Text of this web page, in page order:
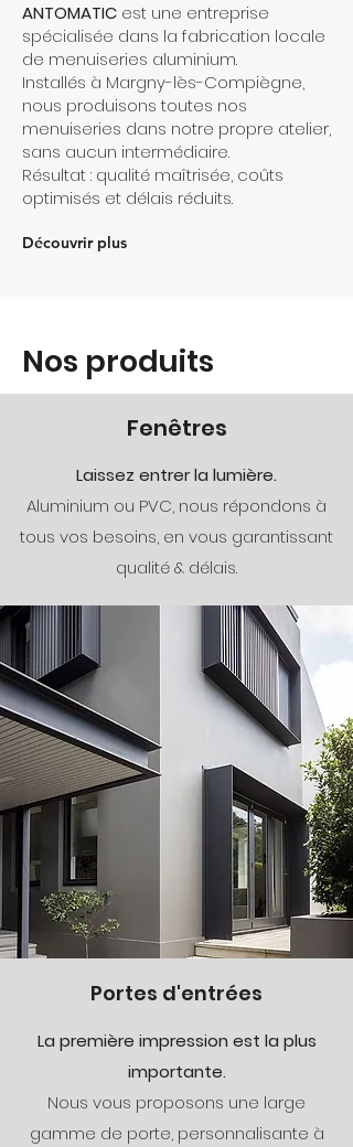
ANTOMATIC est une entreprise
spécialisée dans la fabrication locale
de menuiseries aluminium.
Installés à Margny-lès-Compiègne,
nous produisons toutes nos
menuiseries dans notre propre atelier,
sans aucun intermédiaire.
Résultat : qualité maîtrisée, coûts
optimisés et délais réduits.
Découvrir plus
Nos produits
Fenêtres
Laissez entrer la lumière.
Aluminium ou PVC, nous répondons à
tous vos besoins, en vous garantissant
qualité & délais.
Portes d'entrées
La première impression est la plus
importante.
Nous vous proposons une large
gamme de porte, personnalisante à